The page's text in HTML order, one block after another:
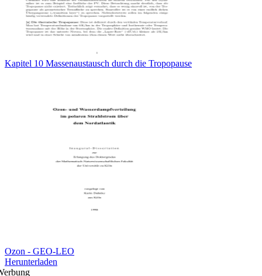
Kapitel 10 Massenaustausch durch die Tropopause
Ozon - GEO-LEO
Herunterladen